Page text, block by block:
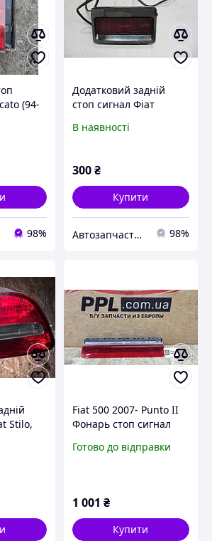
(94-
98%
Додатковий задній
стоп сигнал Фіат
Peugeot 7R01768
В наявності
300₴
Купити
Автозапчастини ПЛЮС 98%
Stilo,
Fiat 500 2007- Punto II
Фонарь стоп сигнал
03308060
Готово до відправки
1 001 ₴
Купити